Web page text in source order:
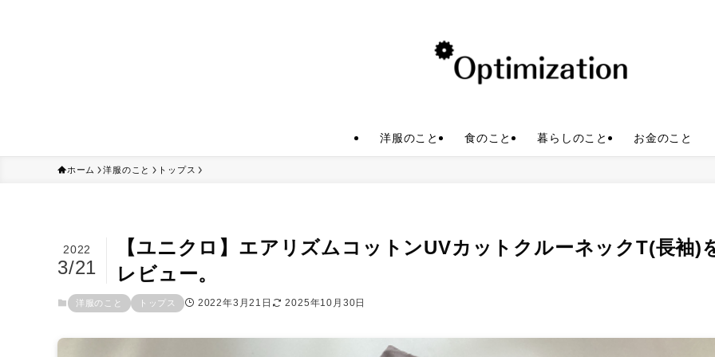
洋服のこと 食のこと 暮らしのこと お金のこと
ホーム 洋服のこと トップス
【ユニクロ】エアリズムコットンUVカットクルーネックT(長袖)
レビュー。
2022
3/21
洋服のこと トップス 2022年3月21日 2025年10月30日